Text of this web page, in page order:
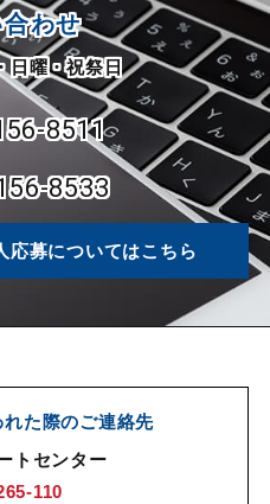
わせ
日曜・祝祭日
8511
8533
応募についてはこちら
た際のご連絡先
トセンター
110